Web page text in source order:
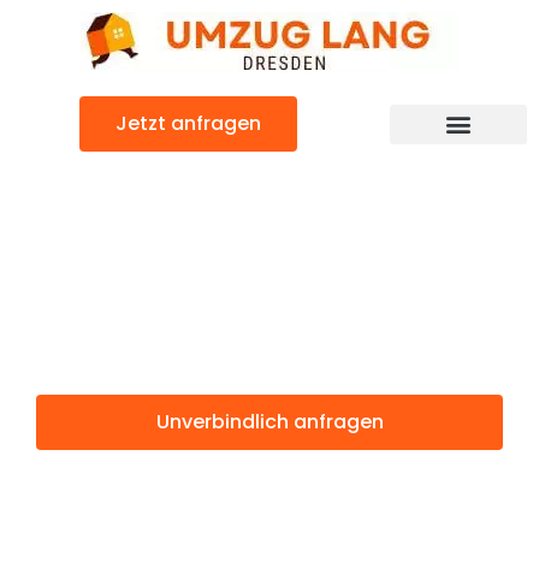
Jetzt anfragen
Unverbindlich anfragen